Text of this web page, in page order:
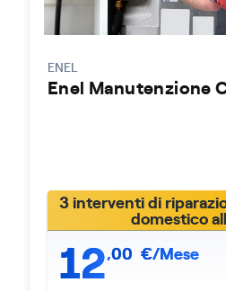
ENEL
Enel Manutenzione
3 interventi di
domestico
12,00 €/Mese